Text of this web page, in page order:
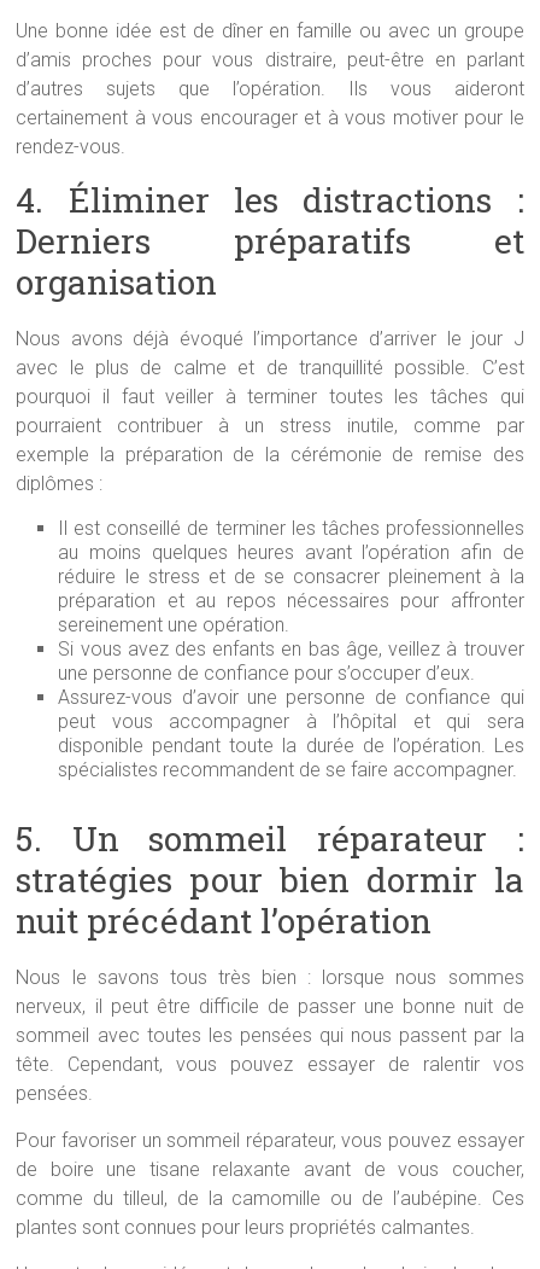
Une bonne idée est de dîner en famille ou avec un groupe
d’amis proches pour vous distraire, peut-être en parlant
d’autres sujets que l’opération. Ils vous aideront
certainement à vous encourager et à vous motiver pour le
rendez-vous.
4. Éliminer les distractions :
Derniers préparatifs et
organisation
Nous avons déjà évoqué l’importance d’arriver le jour J
avec le plus de calme et de tranquillité possible. C’est
pourquoi il faut veiller à terminer toutes les tâches qui
pourraient contribuer à un stress inutile, comme par
exemple la préparation de la cérémonie de remise des
diplômes :
Il est conseillé de terminer les tâches professionnelles
au moins quelques heures avant l’opération afin de
réduire le stress et de se consacrer pleinement à la
préparation et au repos nécessaires pour affronter
sereinement une opération.
Si vous avez des enfants en bas âge, veillez à trouver
une personne de confiance pour s’occuper d’eux.
Assurez-vous d’avoir une personne de confiance qui
peut vous accompagner à l’hôpital et qui sera
disponible pendant toute la durée de l’opération. Les
spécialistes recommandent de se faire accompagner.
5. Un sommeil réparateur :
stratégies pour bien dormir la
nuit précédant l’opération
Nous le savons tous très bien : lorsque nous sommes
nerveux, il peut être difficile de passer une bonne nuit de
sommeil avec toutes les pensées qui nous passent par la
tête. Cependant, vous pouvez essayer de ralentir vos
pensées.
Pour favoriser un sommeil réparateur, vous pouvez essayer
de boire une tisane relaxante avant de vous coucher,
comme du tilleul, de la camomille ou de l’aubépine. Ces
plantes sont connues pour leurs propriétés calmantes.